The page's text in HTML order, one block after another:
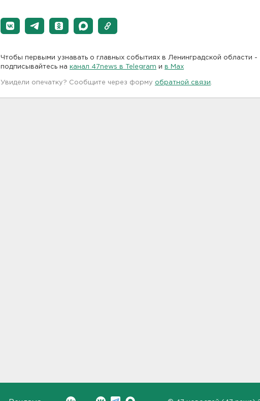
Чтобы первыми узнавать о главных событиях в Ленинградской области -
подписывайтесь на канал 47news в Telegram и в Maх
Увидели опечатку? Сообщите через форму обратной связи